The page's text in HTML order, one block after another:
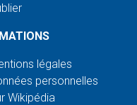
légales
personnelles
Wikipédia